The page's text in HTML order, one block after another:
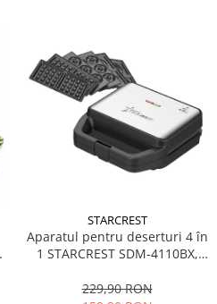
STARCREST
Aparatul pentru deserturi 4 în
1 STARCREST SDM-4110BX,
invelis ceramic pentru vafe,
229,90 RON